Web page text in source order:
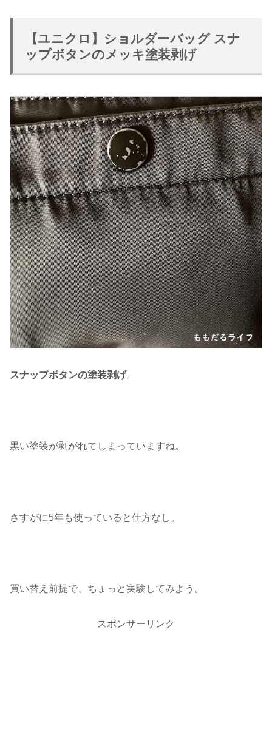
【ユニクロ】ショルダーバッグ スナ
ップボタンのメッキ塗装剥げ
スナップボタンの塗装剥げ。
黒い塗装が剥がれてしまっていますね。
さすがに5年も使っていると仕方なし。
買い替え前提で、ちょっと実験してみよう。
スポンサーリンク